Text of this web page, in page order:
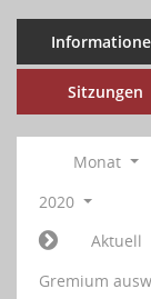
Sitzungen
Monat
2020
Aktuell
Gremium